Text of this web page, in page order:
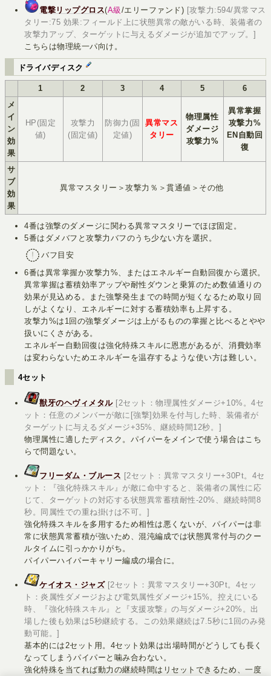
電撃リップグロス(A級 /エリーファンド) [攻撃力:594/異常マス
タリー:75 効果:フィールド上に状態異常の敵がいる時、装備者の
攻撃力アップ、ターゲットに与えるダメージが追加でアップ。]
こちらは物理統一パ向け。
ドライバディスク
1 2 3 4 5
6
メ
イ
ン
効
果
HP(固定
値)
攻撃力
(固定値)
防御力(固
定値)
異常マス
タリー
物理属性
ダメージ
攻撃力%
異常掌握
攻撃力%
EN自動回
復
サ
ブ
効
果
異常マスタリー＞攻撃力％＞貫通値＞その他
4番は強撃のダメージに関わる異常マスタリーでほぼ固定。
5番はダメバフと攻撃力バフのうち少ない方を選択。
バフ目安
6番は異常掌握か攻撃力%、またはエネルギー自動回復から選択。
異常掌握は蓄積効率アップや耐性ダウンと乗算のため数値通りの
効果が見込める。また強撃発生までの時間が短くなるため取り回
しがよくなり、エネルギーに対する蓄積効率も上昇する。
攻撃力%は1回の強撃ダメージは上がるものの掌握と比べるとやや
扱いにくさがある。
エネルギー自動回復は強化特殊スキルに恩恵があるが、消費効率
は変わらないためエネルギーを温存するような使い方は難しい。
4セット
獣牙のヘヴィメタル [2セット：物理属性ダメージ+10%。4セ
ット：任意のメンバーが敵に[強撃]効果を付与した時、装備者が
ターゲットに与えるダメージ+35%、継続時間12秒。]
物理属性に適したディスク。パイパーをメインで使う場合はこち
らで問題ない。
フリーダム・ブルース [2セット：異常マスタリー+30Pt。4セ
ット：『強化特殊スキル』が敵に命中すると、装備者の属性に応
じて、ターゲットの対応する状態異常蓄積耐性-20%、継続時間8
秒。同属性での重ね掛けは不可。]
強化特殊スキルを多用するため相性は悪くないが、パイパーは非
常に状態異常蓄積が強いため、混沌編成では状態異常付与のクー
ルタイムに引っかかりがち。
パイパーハイパーキャリー編成の場合に。
ケイオス・ジャズ [2セット：異常マスタリー+30Pt。4セッ
ト：炎属性ダメージおよび電気属性ダメージ+15%。控えにいる
時、『強化特殊スキル』と『支援攻撃』の与ダメージ+20%。出
場した後も効果は5秒継続する。この効果継続は7.5秒に1回のみ発
動可能。]
基本的には2セット用。4セット効果は出場時間がどうしても長く
なってしまうパイパーと噛み合わない。
強化特殊を当てれば動力の継続時間はリセットできるため、一度